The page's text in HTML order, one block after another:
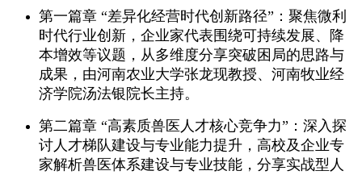
第一篇章 “差异化经营时代创新路径”：聚焦微利
时代行业创新，企业家代表围绕可持续发展、降
本增效等议题，从多维度分享突破困局的思路与
成果，由河南农业大学张龙现教授、河南牧业经
济学院汤法银院长主持。
第二篇章 “高素质兽医人才核心竞争力”：深入探
讨人才梯队建设与专业能力提升，高校及企业专
家解析兽医体系建设与专业技能，分享实战型人